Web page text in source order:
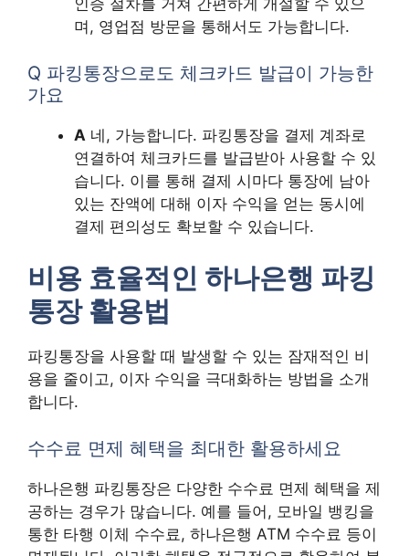
인증 절차를 거쳐 간편하게 개설할 수 있으
며, 영업점 방문을 통해서도 가능합니다.
Q 파킹통장으로도 체크카드 발급이 가능한
가요
A 네, 가능합니다. 파킹통장을 결제 계좌로
연결하여 체크카드를 발급받아 사용할 수 있
습니다. 이를 통해 결제 시마다 통장에 남아
있는 잔액에 대해 이자 수익을 얻는 동시에
결제 편의성도 확보할 수 있습니다.
비용 효율적인 하나은행 파킹
통장 활용법
파킹통장을 사용할 때 발생할 수 있는 잠재적인 비
용을 줄이고, 이자 수익을 극대화하는 방법을 소개
합니다.
수수료 면제 혜택을 최대한 활용하세요
하나은행 파킹통장은 다양한 수수료 면제 혜택을 제
공하는 경우가 많습니다. 예를 들어, 모바일 뱅킹을
통한 타행 이체 수수료, 하나은행 ATM 수수료 등이